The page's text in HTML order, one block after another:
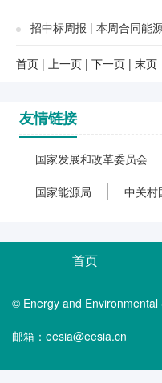
招中标周报 | 本周合同能
首页 | 上一页 | 下一页 | 末页
友情链接
国家发展和改革委员会
国家能源局 中关村
首页
© Energy and
邮箱：eesia@eesia.cn